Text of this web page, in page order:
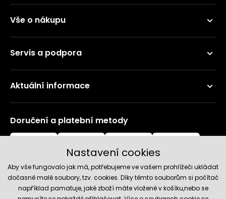
Vše o nákupu
Servis a podpora
Aktuální informace
Doručení a platební metody
Nastavení cookies
Aby vše fungovalo jak má, potřebujeme ve vašem prohlížeči ukládat
dočasně malé soubory, tzv. cookies. Díky těmto souborům si počítač
například pamatuje, jaké zboží máte vložené v košíku,nebo se